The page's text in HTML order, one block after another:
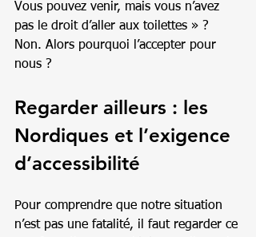
Vous pouvez venir, mais vous n’avez
pas le droit d’aller aux toilettes » ?
Non. Alors pourquoi l’accepter pour
nous ?
Regarder ailleurs : les
Nordiques et l’exigence
d’accessibilité
Pour comprendre que notre situation
n’est pas une fatalité, il faut regarder ce